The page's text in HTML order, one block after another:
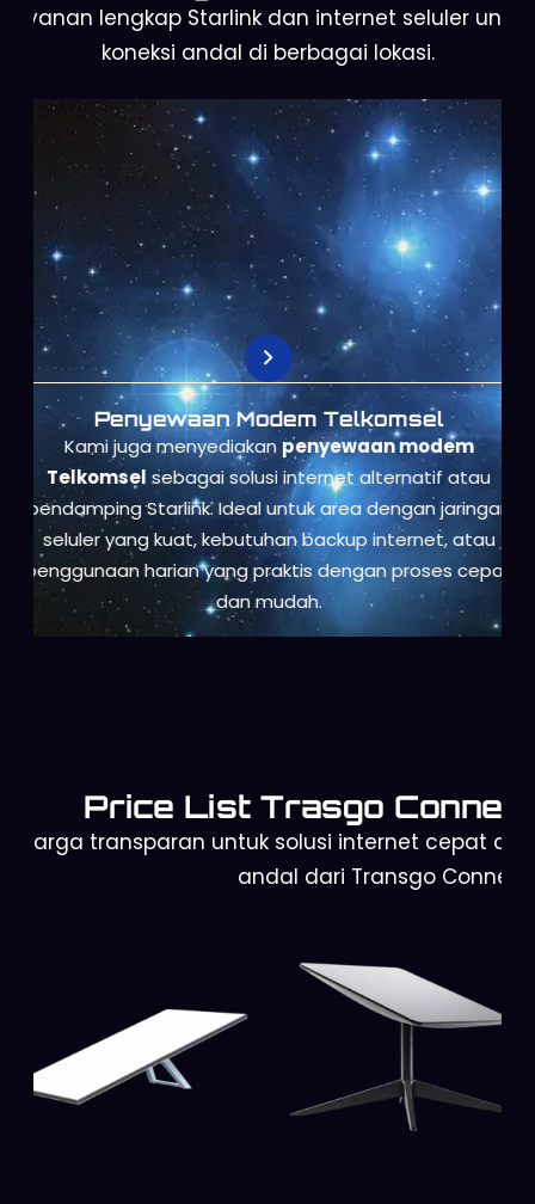
Layanan lengkap Starlink dan internet seluler untuk
koneksi andal di berbagai lokasi.
Penyewaan Modem Telkomsel
Kami juga menyediakan penyewaan modem
Telkomsel sebagai solusi internet alternatif atau
pendamping Starlink. Ideal untuk area dengan jaringan
seluler yang kuat, kebutuhan backup internet, atau
penggunaan harian yang praktis dengan proses cepat
dan mudah.
Price List Trasgo Connect
Harga transparan untuk solusi internet cepat dan
andal dari Transgo Connect.
Starlink Gen 2 Orbit Telkomsel